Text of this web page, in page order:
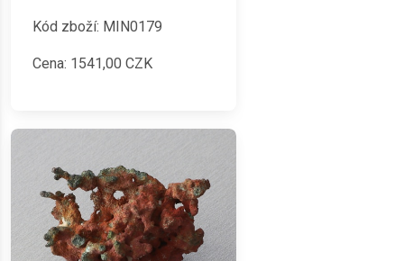
Kód zboží: MIN0179
Cena: 1541,00 CZK